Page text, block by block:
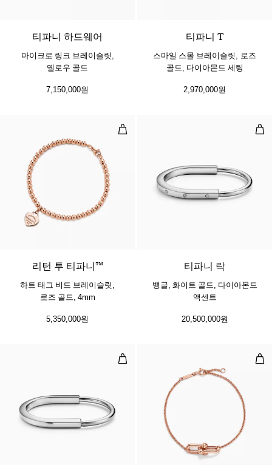
티파니 하드웨어
마이크로 링크 브레이슬릿,
옐로우 골드
7,150,000원
티파니 T
스마일 스몰 브레이슬릿, 로즈
골드, 다이아몬드 세팅
2,970,000원
하트 태그 비드 브레이슬릿, 로즈 골
리턴 투 티파니™
하트 태그 비드 브레이슬릿,
로즈 골드, 4mm
5,350,000원
뱅
티파니 락
뱅글, 화이트 골드, 다이아몬드
액센트
20,500,000원
뱅글, 화이트 골드 더